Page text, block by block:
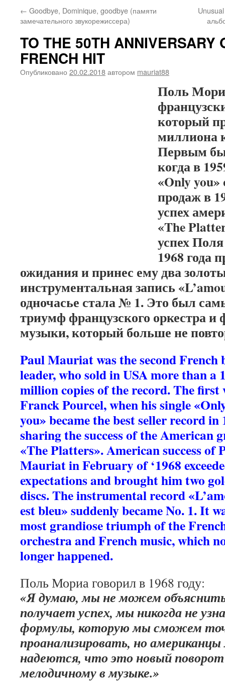
← Goodbye, Dominique, goodbye (памяти
замечательного звукорежиссера)
TO THE 50TH ANNIVERSARY
FRENCH HIT
Опубликовано 20.02.2018автором mauriat88
Поль
который
миллиона
Первым
когда в
«Only
продаж в
успех
«The
успех
1968 года
ожидания и принес ему два
инструментальная запись
одночасье стала № 1. Это был
триумф французского оркестра и
музыки, который больше не
Paul Mauriat was the second French
leader, who sold in USA more than a
million copies of the record. The first
Franck Pourcel, when his single
you» became the best seller record in
sharing the success of the American
«The Platters». American success of
Mauriat in February of ‘1968
expectations and brought him two
discs. The instrumental record
est bleu» suddenly became No. 1. It
most grandiose triumph of the
orchestra and French music, which
longer happened.
Поль Мориа говорил в 1968 году:
«Я думаю, мы не можем
получает успех, мы никогда не
формулы, которую мы сможем
проанализировать, но
надеются, что это новый
мелодичному в музыке.»